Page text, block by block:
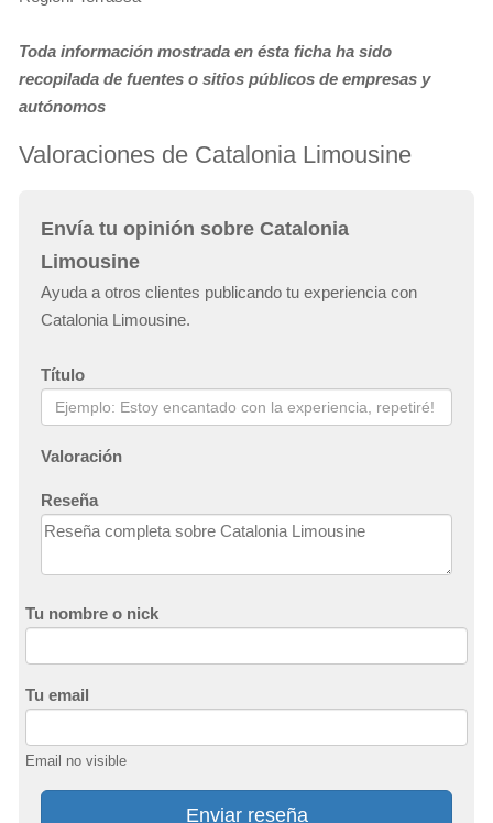
Toda información mostrada en ésta ficha ha sido
recopilada de fuentes o sitios públicos de empresas y
autónomos
Valoraciones de Catalonia Limousine
Envía tu opinión sobre Catalonia
Limousine
Ayuda a otros clientes publicando tu experiencia con
Catalonia Limousine.
Título
Valoración
Reseña
Tu nombre o nick
Tu email
Email no visible
Enviar reseña